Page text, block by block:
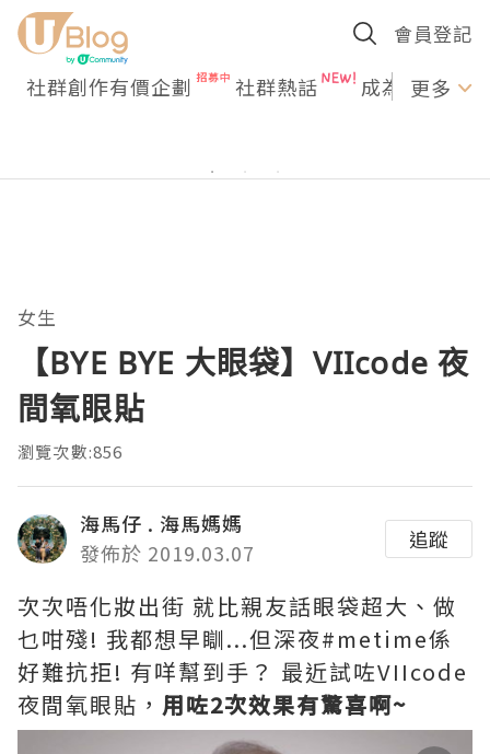
會員登記
社群創作有價企劃 社群熱話 成為U更多
女生
【BYE BYE 大眼袋】VIIcode 夜
間氧眼貼
瀏覽次數:856
海馬仔 . 海馬媽媽
發佈於 2019.03.07
追蹤
次次唔化妝出街 就比親友話眼袋超大、做
乜咁殘! 我都想早瞓...但深夜#metime係
好難抗拒! 有咩幫到手？ 最近試咗VIIcode
夜間氧眼貼， 用咗2次效果有驚喜啊~